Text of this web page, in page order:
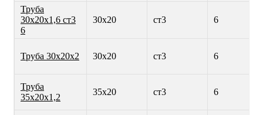
Труба
30х20х1,6 ст3
6
30х20 ст3 6
Труба 30х20х2 30х20 ст3 6
Труба
35х20х1,2
35х20 ст3 6